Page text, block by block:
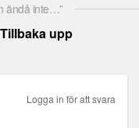
ändå inte…”
Tillbaka upp
Logga in för att svara